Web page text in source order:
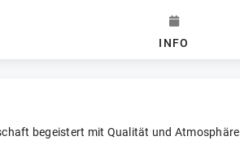
INFO
begeistert mit Qualität und Atmosphäre